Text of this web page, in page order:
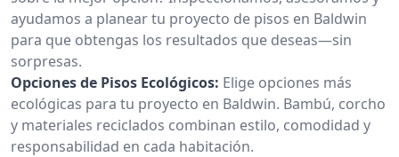
ayudamos a planear tu proyecto de pisos en Baldwin
para que obtengas los resultados que deseas—sin
sorpresas.
Opciones de Pisos Ecológicos: Elige opciones más
ecológicas para tu proyecto en Baldwin. Bambú, corcho
y materiales reciclados combinan estilo, comodidad y
responsabilidad en cada habitación.